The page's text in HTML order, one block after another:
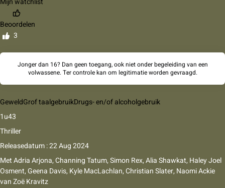
Beoordelen
3
Jonger dan 16? Dan geen toegang, ook niet onder begeleiding van een
volwassene. Ter controle kan om legitimatie worden gevraagd.
GeweldGrof taalgebruikDrugs- en/of alcoholgebruik
1u43
Thriller
Releasedatum : 22 Aug 2024
MetAdria Arjona, Channing Tatum, Simon Rex, Alia Shawkat, Haley Joel
Osment, Geena Davis, Kyle MacLachlan, Christian Slater, Naomi Ackie
vanZoë Kravitz